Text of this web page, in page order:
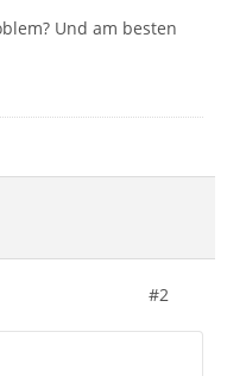
Und am besten
#2